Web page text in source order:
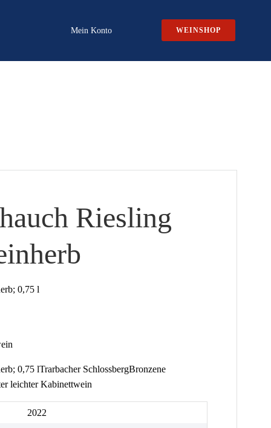
Mein Konto WEINSHOP
Riesling
0,75 l
0,75 lTrarbacher SchlossbergBronzene
leichter Kabinettwein
2022